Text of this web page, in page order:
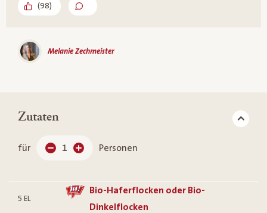
(98)
Melanie Zechmeister
Zutaten
für 1 Personen
5 EL
Bio-Haferflocken oder Bio-
Dinkelflocken